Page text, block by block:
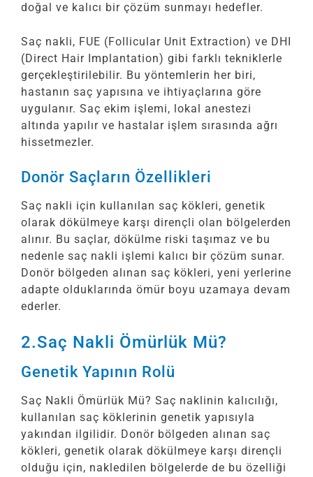
doğal ve kalıcı bir çözüm sunmayı hedefler.
Saç nakli, FUE (Follicular Unit Extraction) ve DHI
(Direct Hair Implantation) gibi farklı tekniklerle
gerçekleştirilebilir. Bu yöntemlerin her biri,
hastanın saç yapısına ve ihtiyaçlarına göre
uygulanır. Saç ekim işlemi, lokal anestezi
altında yapılır ve hastalar işlem sırasında ağrı
hissetmezler.
Donör Saçların Özellikleri
Saç nakli için kullanılan saç kökleri, genetik
olarak dökülmeye karşı dirençli olan bölgelerden
alınır. Bu saçlar, dökülme riski taşımaz ve bu
nedenle saç nakli işlemi kalıcı bir çözüm sunar.
Donör bölgeden alınan saç kökleri, yeni yerlerine
adapte olduklarında ömür boyu uzamaya devam
ederler.
2.Saç Nakli Ömürlük Mü?
Genetik Yapının Rolü
Saç Nakli Ömürlük Mü? Saç naklinin kalıcılığı,
kullanılan saç köklerinin genetik yapısıyla
yakından ilgilidir. Donör bölgeden alınan saç
kökleri, genetik olarak dökülmeye karşı dirençli
olduğu için, nakledilen bölgelerde de bu özelliği